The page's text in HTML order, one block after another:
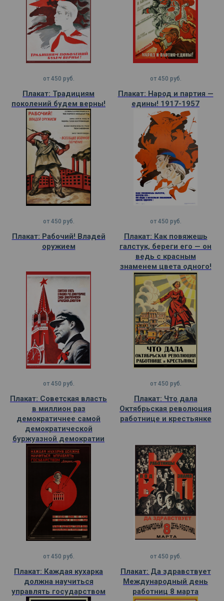
от 450 руб.
Плакат: Традициям
поколений будем верны!
от 450 руб.
Плакат: Народ и партия —
едины! 1917-1957
от 450 руб.
Плакат: Рабочий! Владей
оружием
от 450 руб.
Плакат: Как повяжешь
галстук, береги его — он
ведь с красным
знаменем цвета одного!
от 450 руб.
Плакат: Советская власть
в миллион раз
демократичнее самой
демократической
буржуазной демократии
от 450 руб.
Плакат: Что дала
Октябрьская революция
работнице и крестьянке
от 450 руб.
Плакат: Каждая кухарка
должна научиться
управлять государством
от 450 руб.
Плакат: Да здравствует
Международный день
работниц 8 марта